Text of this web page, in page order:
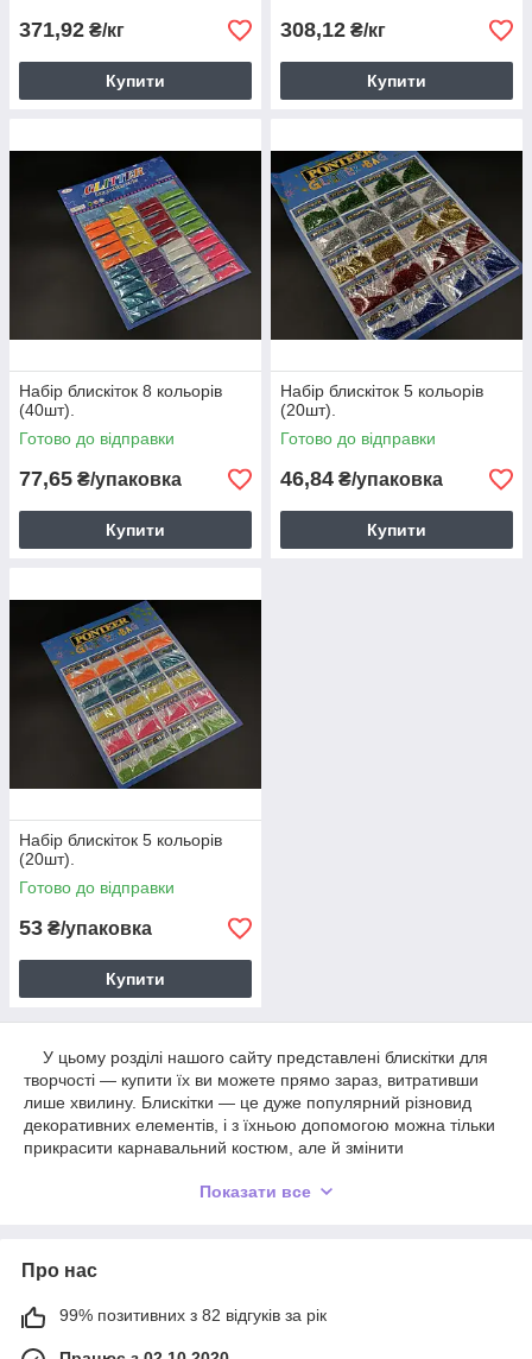
371,92 ₴/кг
Купити
308,12 ₴/кг
Купити
Набір блискіток 8 кольорів
(40шт).
Готово до відправки
77,65 ₴/упаковка
Купити
Набір блискіток 5 кольорів
(20шт).
Готово до відправки
46,84 ₴/упаковка
Купити
Набір блискіток 5 кольорів
(20шт).
Готово до відправки
53 ₴/упаковка
Купити
У цьому розділі нашого сайту представлені блискітки для
творчості — купити їх ви можете прямо зараз, витративши
лише хвилину. Блискітки — це дуже популярний різновид
декоративних елементів, і з їхньою допомогою можна тільки
прикрасити карнавальний костюм, але й змінити
забезпечує високу конкуренцію серед виробників, а тому ми
Величезний вибір кольорів і різновидів
Блискітки, які містяться в
Показати все
Про нас
99% позитивних з 82 відгуків за рік